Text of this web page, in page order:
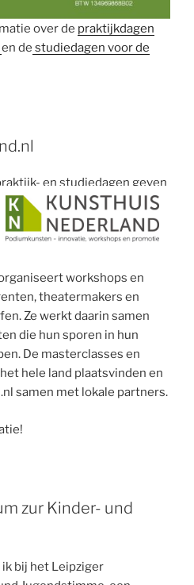
over de praktijkdagen
en de studiedagen voor de
en studiedagen geven
workshops en
theatermakers en
Ze werkt daarin samen
die hun sporen in hun
De masterclasses en
hele land plaatsvinden en
samen met lokale partners.
zur Kinder- und
bij het Leipziger